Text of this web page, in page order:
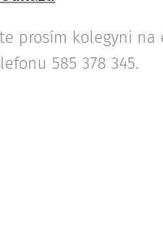
prosím kolegyni na
585 378 345.